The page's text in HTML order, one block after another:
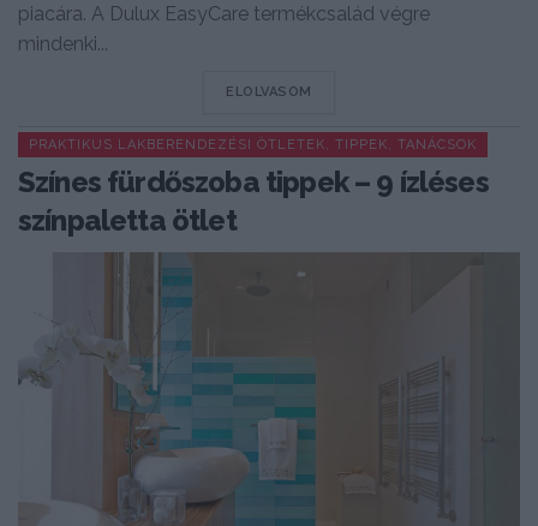
piacára. A Dulux EasyCare termékcsalád végre
mindenki...
ELOLVASOM
PRAKTIKUS LAKBERENDEZÉSI ÖTLETEK, TIPPEK, TANÁCSOK
Színes fürdőszoba tippek – 9 ízléses
színpaletta ötlet